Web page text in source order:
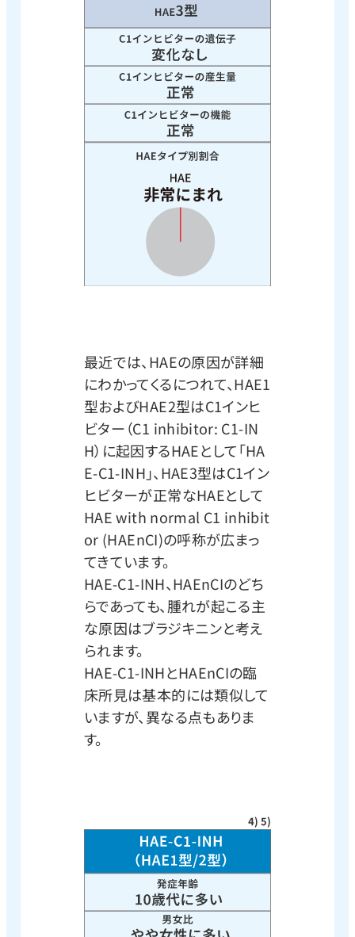
最近では、HAEの原因が詳細
にわかってくるにつれて、HAE1
型およびHAE2型はC1インヒ
ビター（C1 inhibitor: C1-IN
H）に起因するHAEとして「HA
E-C1-INH」、HAE3型はC1イン
ヒビターが正常なHAEとして
HAE with normal C1 inhibit
or (HAEnCI)の呼称が広まっ
てきています。
HAE-C1-INH、HAEnCIのどち
らであっても、腫れが起こる主
な原因はブラジキニンと考え
られます。
HAE-C1-INHとHAEnCIの臨
床所見は基本的には類似して
いますが、異なる点もありま
す。